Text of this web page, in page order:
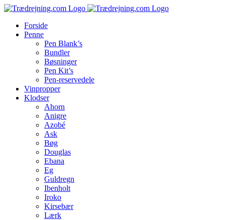
Skip
contentForside
Penne
Pen Blank’s
Bundler
Bøsninger
Pen Kit’s
Pen-reservedele
Vinpropper
Klodser
Ahorn
Anigre
Azobé
Ask
Bøg
Douglas
Ebana
Eg
Guldregn
Ibenholt
Iroko
Kirsebær
Lærk